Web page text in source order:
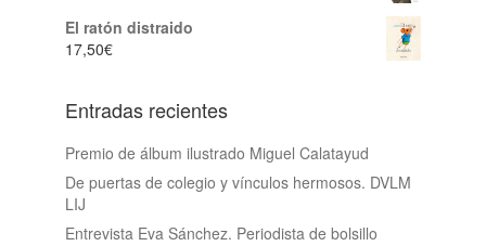
El ratón distraido
17,50€
Entradas recientes
Premio de álbum ilustrado Miguel Calatayud
De puertas de colegio y vínculos hermosos. DVLM
LIJ
Entrevista Eva Sánchez. Periodista de bolsillo